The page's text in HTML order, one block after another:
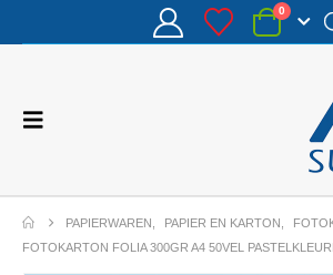
0
PAPIERWAREN PAPIER EN KARTON
FOTOKARTON FOLIA 300GR A4 50VEL